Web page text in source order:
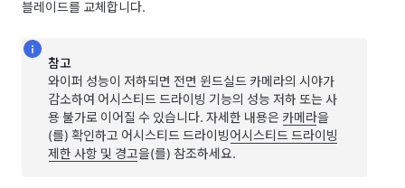
블레이드를 교체합니다.
참고
와이퍼 성능이 저하되면 전면 윈드실드 카메라의 시야가
감소하여 어시스티드 드라이빙 기능의 성능 저하 또는 사
용 불가로 이어질 수 있습니다. 자세한 내용은 카메라을
(를) 확인하고 어시스티드 드라이빙어시스티드 드라이빙
제한 사항 및 경고을(를) 참조하세요.